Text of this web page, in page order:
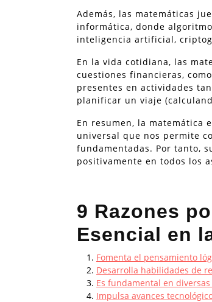
Además, las matemáticas
informática, donde
inteligencia artificial,
En la vida cotidiana, las
cuestiones financieras,
presentes en actividades
planificar un viaje
En resumen, la matemática
universal que nos permite
fundamentadas. Por tanto,
positivamente en todos los
9 Razones
Esencial en
Fomenta el pensamiento
Desarrolla habilidades de
Es fundamental en
Impulsa avances